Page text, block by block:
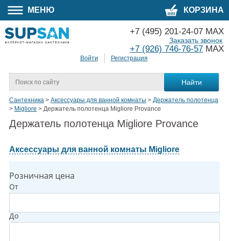
МЕНЮ КОРЗИНА
Войти Регистрация
+7 (495) 201-24-07 MAX
+7 (926) 746-76-57 MAX
Заказать звонок
Сантехника > Аксессуары для ванной комнаты > Держатель полотенца
> Migliore > Держатель полотенца Migliore Provance
Держатель полотенца Migliore Provance
Аксессуары для ванной комнаты Migliore
Розничная цена
От
До